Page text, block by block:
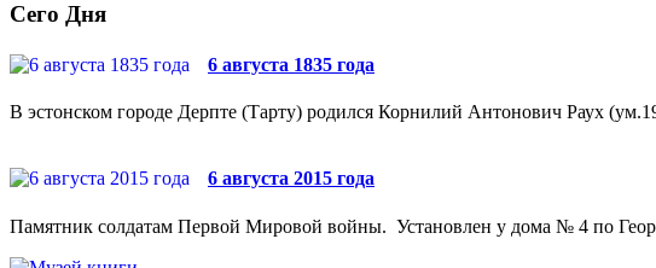
Сего Дня
6 августа 1835 года
В эстонском городе Дерпте (Тарту) родился Корнилий Антонович Раух
6 августа 2015 года
Памятник солдатам Первой Мировой войны. Установлен у дома № 4 по